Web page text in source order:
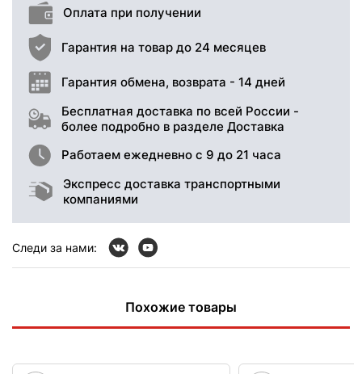
Оплата при получении
Гарантия на товар до 24 месяцев
Гарантия обмена, возврата - 14 дней
Бесплатная доставка по всей России -
более подробно в разделе Доставка
Работаем ежедневно с 9 до 21 часа
Экспресс доставка транспортными
компаниями
Следи за нами:
Похожие товары